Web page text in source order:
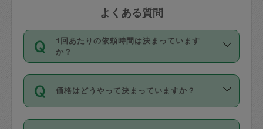
よくある質問
1回あたりの依頼時間は決まっています
か？
依頼1回につき3時間固定です。3時間を
超えて依頼したい場合は、延長機能をご
利用ください。機能をご利用いただくに
価格はどうやって決まっていますか？
11種類の価格帯の中からタスカジさん自